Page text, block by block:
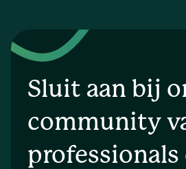
Sluit aan bij
community
professionals